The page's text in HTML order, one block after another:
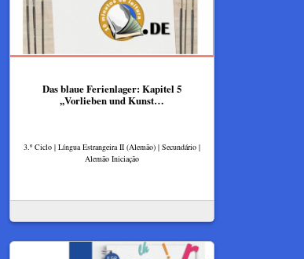
Das blaue Ferienlager: Kapitel 5
,,Vorlieben und Kunst…
3.º Ciclo | Língua Estrangeira II (Alemão) | Secundário |
Alemão Iniciação